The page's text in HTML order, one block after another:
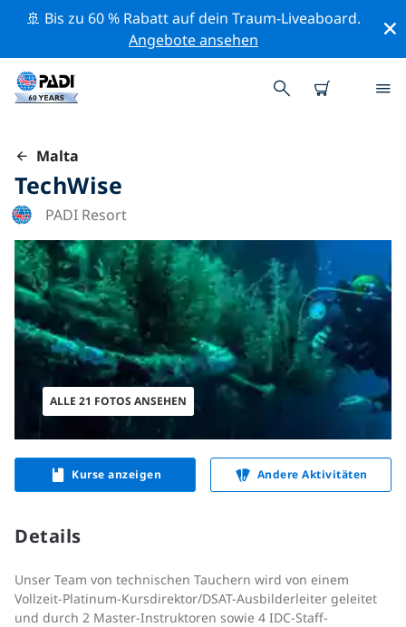
🚢 Bis zu 60 % Rabatt auf dein Traum-Liveaboard.
Angebote ansehen
Malta
TechWise
PADI Resort
ALLE 21 FOTOS ANSEHEN
Kurse anzeigen Andere Aktivitäten
Details
Unser Team von technischen Tauchern wird von einem
Vollzeit-Platinum-Kursdirektor/DSAT-Ausbilderleiter geleitet
und durch 2 Master-Instruktoren sowie 4 IDC-Staff-